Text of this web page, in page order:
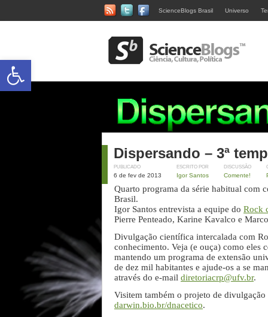
ScienceBlogs Brasil Universo
Dispersando – 3ª
PUBLICADO
6 de fev de 2013
ESCRITO POR
Igor Santos
DISCUSSÃO
Comente!
Quarto programa da série habitual com
Brasil.
Igor Santos entrevista a equipe do Rock
Pierre Penteado, Karine Kavalco e
Divulgação científica intercalada com
conhecimento. Veja (e ouça) como eles
mantendo um programa de extensão
de dez mil habitantes e ajude-os a se
através do e-mail diretoriacrp@ufv.br.
Visitem também o projeto de
darwin.bio.br/dnacetico.
Abrir a barra de ferramentas